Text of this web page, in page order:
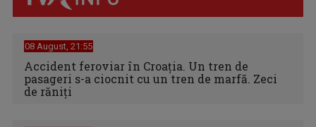
08 August, 21:55
Accident feroviar în Croația. Un tren de
pasageri s-a ciocnit cu un tren de marfă. Zeci
de răniți